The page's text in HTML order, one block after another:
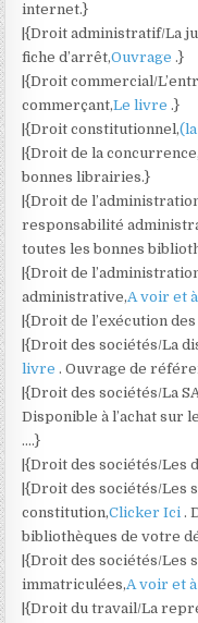
internet.}
|{Droit administratif/La
fiche d’arrêt,Ouvrage.}
|{Droit commercial/
commerçant,Le livre.}
|{Droit constitutionnel,
|{Droit de la
bonnes librairies.}
|{Droit de
responsabilité
toutes les bonnes
|{Droit de
administrative,A voir et
|{Droit de l’exécution
|{Droit des sociétés/La
livre. Ouvrage de
|{Droit des sociétés/La
Disponible à l’achat sur
….}
|{Droit des sociétés/Les
|{Droit des sociétés/Les
constitution,Clicker Ici.
bibliothèques de votre
|{Droit des sociétés/Les
immatriculées,A voir et
|{Droit du travail/La